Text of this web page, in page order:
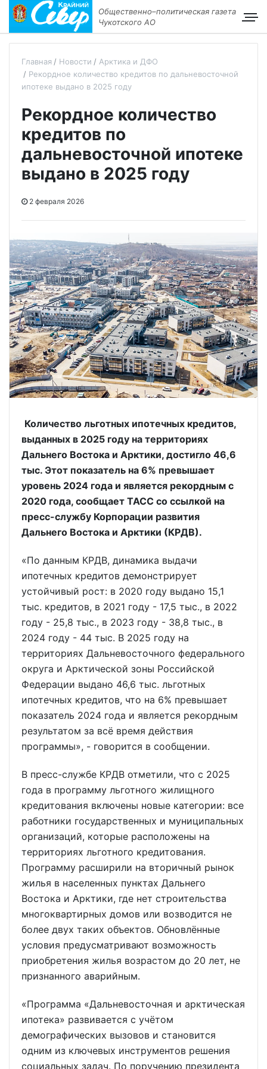
Общественно–политическая газета
Чукотского АО
Главная Новости
Арктика и ДФО
Рекордное количество кредитов по дальневосточной
ипотеке выдано в 2025 году
Рекордное количество
кредитов по
дальневосточной ипотеке
выдано в 2025 году
2 февраля 2026
Количество льготных ипотечных кредитов,
выданных в 2025 году на территориях
Дальнего Востока и Арктики, достигло 46,6
тыс. Этот показатель на 6% превышает
уровень 2024 года и является рекордным с
2020 года, сообщает ТАСС со ссылкой на
пресс-службу Корпорации развития
Дальнего Востока и Арктики (КРДВ).
«По данным КРДВ, динамика выдачи
ипотечных кредитов демонстрирует
устойчивый рост: в 2020 году выдано 15,1
тыс. кредитов, в 2021 году - 17,5 тыс., в 2022
году - 25,8 тыс., в 2023 году - 38,8 тыс., в
2024 году - 44 тыс. В 2025 году на
территориях Дальневосточного федерального
округа и Арктической зоны Российской
Федерации выдано 46,6 тыс. льготных
ипотечных кредитов, что на 6% превышает
показатель 2024 года и является рекордным
результатом за всё время действия
программы», - говорится в сообщении.
В пресс-службе КРДВ отметили, что с 2025
года в программу льготного жилищного
кредитования включены новые категории: все
работники государственных и муниципальных
организаций, которые расположены на
территориях льготного кредитования.
Программу расширили на вторичный рынок
жилья в населенных пунктах Дальнего
Востока и Арктики, где нет строительства
многоквартирных домов или возводится не
более двух таких объектов. Обновлённые
условия предусматривают возможность
приобретения жилья возрастом до 20 лет, не
признанного аварийным.
«Программа «Дальневосточная и арктическая
ипотека» развивается с учётом
демографических вызовов и становится
одним из ключевых инструментов решения
социальных задач. По поручению президента